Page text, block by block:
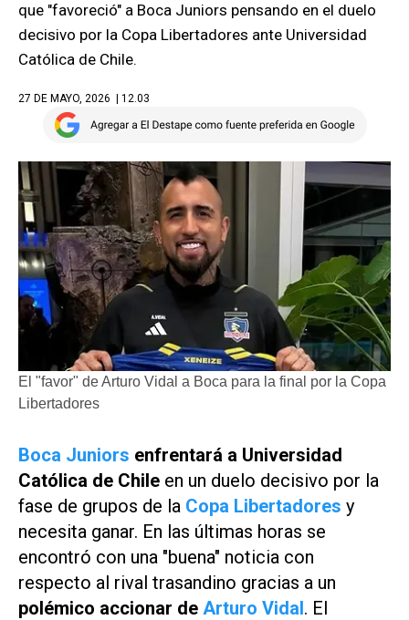
que "favoreció" a Boca Juniors pensando en el duelo
decisivo por la Copa Libertadores ante Universidad
Católica de Chile.
27 DE MAYO, 2026 | 12.03
El "favor" de Arturo Vidal a Boca para la final por la Copa
Libertadores
Boca Juniors enfrentará a Universidad
Católica de Chile en un duelo decisivo por la
fase de grupos de la Copa Libertadores y
necesita ganar. En las últimas horas se
encontró con una "buena" noticia con
respecto al rival trasandino gracias a un
polémico accionar de Arturo Vidal. El